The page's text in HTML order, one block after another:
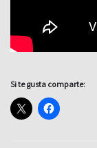
Si te gusta comparte: